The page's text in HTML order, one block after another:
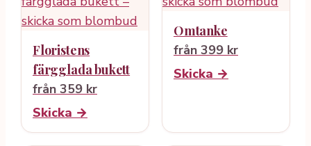
Floristens
färgglada bukett
från 359 kr
Skicka →
Omtanke
från 399 kr
Skicka →